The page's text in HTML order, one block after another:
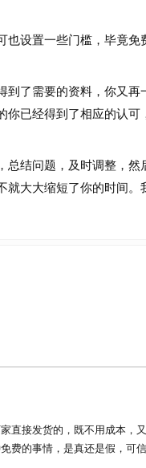
设置一些门槛，毕竟免
了需要的资料，你又再
你已经得到了相应的认可
结问题，及时调整，然
大大缩短了你的时间。
直接发货的，既不用成本，
费的事情，是真还是假，可